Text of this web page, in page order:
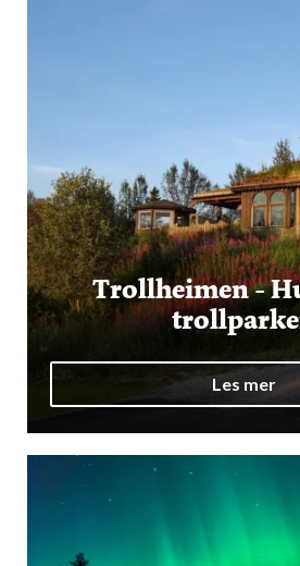
Trollheimen -
Les mer